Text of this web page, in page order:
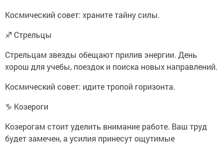
Космический совет: храните тайну силы.
♐ Стрельцы
Стрельцам звезды обещают прилив энергии. День
хорош для учебы, поездок и поиска новых направлений.
Космический совет: идите тропой горизонта.
♑ Козероги
Козерогам стоит уделить внимание работе. Ваш труд
будет замечен, а усилия принесут ощутимые